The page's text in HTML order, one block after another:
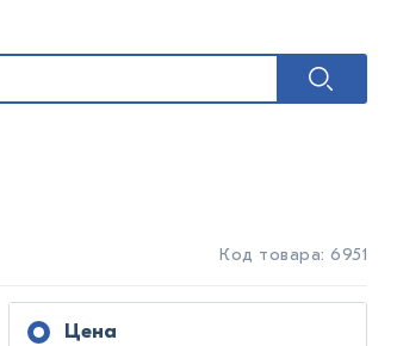
Код товара: 6951
Цена